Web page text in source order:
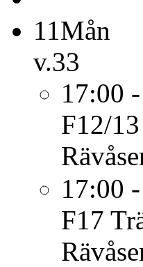
11Mån
v.33
17:00
F12/13
17:00
F17